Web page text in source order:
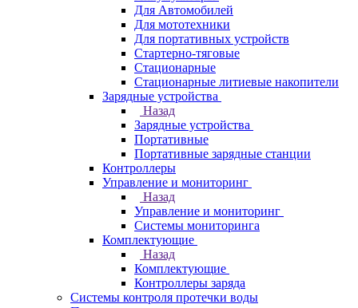
Для Автомобилей
Для мототехники
Для портативных устройств
Стартерно-тяговые
Стационарные
Стационарные литиевые накопители
Зарядные устройства
Назад
Зарядные устройства
Портативные
Портативные зарядные станции
Контроллеры
Управление и мониторинг
Назад
Управление и мониторинг
Системы мониторинга
Комплектующие
Назад
Комплектующие
Контроллеры заряда
Системы контроля протечки воды